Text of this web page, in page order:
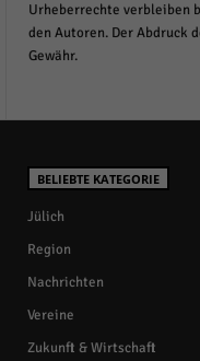
Urheberrechte verbleiben
den Autoren. Der Abdruck
Gewähr.
BELIEBTE KATEGORIE
Jülich
Region
Nachrichten
Vereine
Zukunft & Wirtschaft